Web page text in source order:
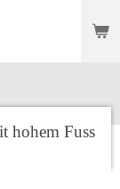
hohem Fuss